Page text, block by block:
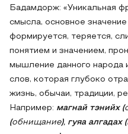
Бадамдорж: «Уникальная
смысла, основное
формируется, теряется,
понятием и значением,
мышление данного народа
слов, которая глубоко
жизнь, обычаи, традиции,
Например: магнай тэнийх (
(обнищание), гуяа алгадах (